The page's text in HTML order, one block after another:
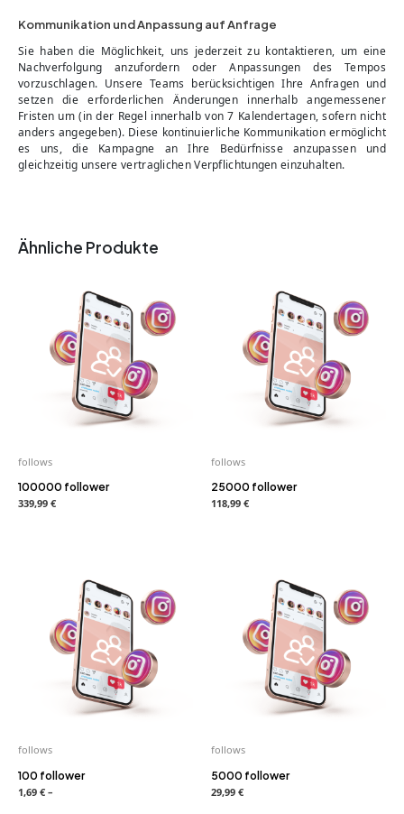
Kommunikation und Anpassung auf Anfrage
Sie haben die Möglichkeit, uns jederzeit zu kontaktieren, um eine
Nachverfolgung anzufordern oder Anpassungen des Tempos
vorzuschlagen. Unsere Teams berücksichtigen Ihre Anfragen und
setzen die erforderlichen Änderungen innerhalb angemessener
Fristen um (in der Regel innerhalb von 7 Kalendertagen, sofern nicht
anders angegeben). Diese kontinuierliche Kommunikation ermöglicht
es uns, die Kampagne an Ihre Bedürfnisse anzupassen und
gleichzeitig unsere vertraglichen Verpflichtungen einzuhalten.
Ähnliche Produkte
follows
100000 follower
339,99 €
follows
25000 follower
118,99 €
follows
100 follower
1,69 € –
follows
5000 follower
29,99 €